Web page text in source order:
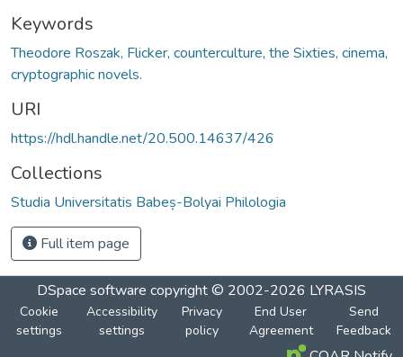
Keywords
Theodore Roszak, Flicker, counterculture, the Sixties, cinema,
cryptographic novels.
URI
https://hdl.handle.net/20.500.14637/426
Collections
Studia Universitatis Babeș-Bolyai Philologia
Full item page
DSpace software copyright © 2002-2026 LYRASIS
Cookie
settings
Accessibility
settings
Privacy
policy
End User
Agreement
Send
Feedback